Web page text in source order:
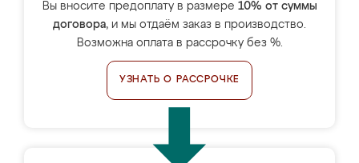
Вы вносите предоплату в размере 10% от суммы
договора, и мы отдаём заказ в производство.
Возможна оплата в рассрочку без %.
УЗНАТЬ О РАССРОЧКЕ